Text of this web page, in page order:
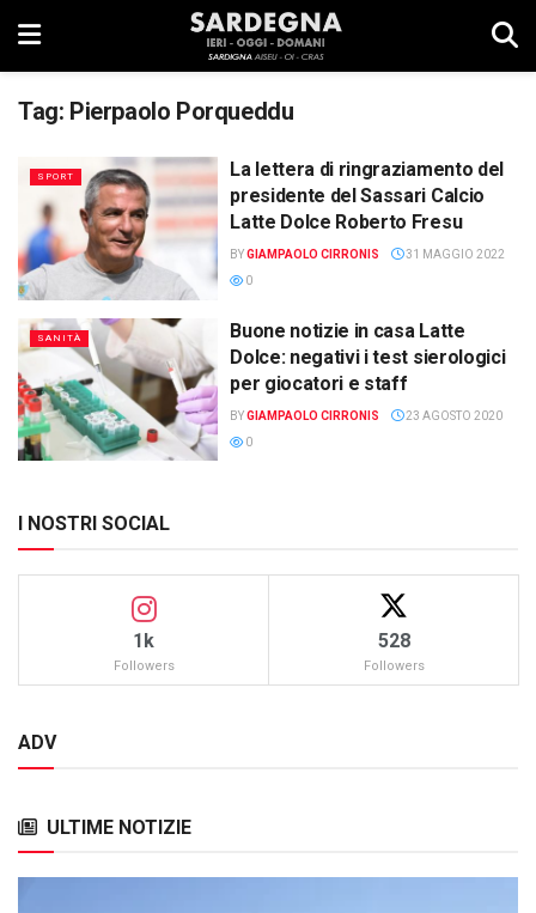
Tag: Pierpaolo Porqueddu
SPORT
La lettera di ringraziamento del
presidente del Sassari Calcio
Latte Dolce Roberto Fresu
BYGIAMPAOLO CIRRONIS
31 MAGGIO 2022
0
SANITÀ
Buone notizie in casa Latte
Dolce: negativi i test sierologici
per giocatori e staff
BYGIAMPAOLO CIRRONIS
23 AGOSTO 2020
0
I NOSTRI SOCIAL
1k
Followers
528
Followers
ADV
ULTIME NOTIZIE